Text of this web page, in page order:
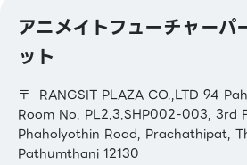
アニメイトフューチャーパ
ット
〒 RANGSIT PLAZA CO.,LTD 94
Room No. PL2.3.SHP002-003, 3rd
Phaholyothin Road, Prachathipat,
Pathumthani 12130